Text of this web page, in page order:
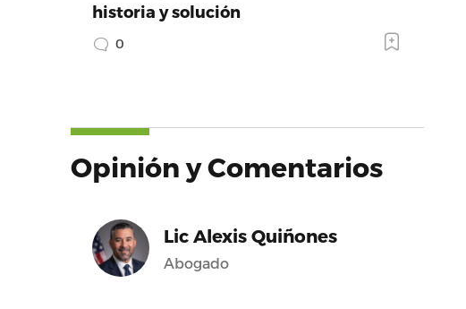
historia y solución
0
Opinión y Comentarios
Lic Alexis Quiñones
Abogado